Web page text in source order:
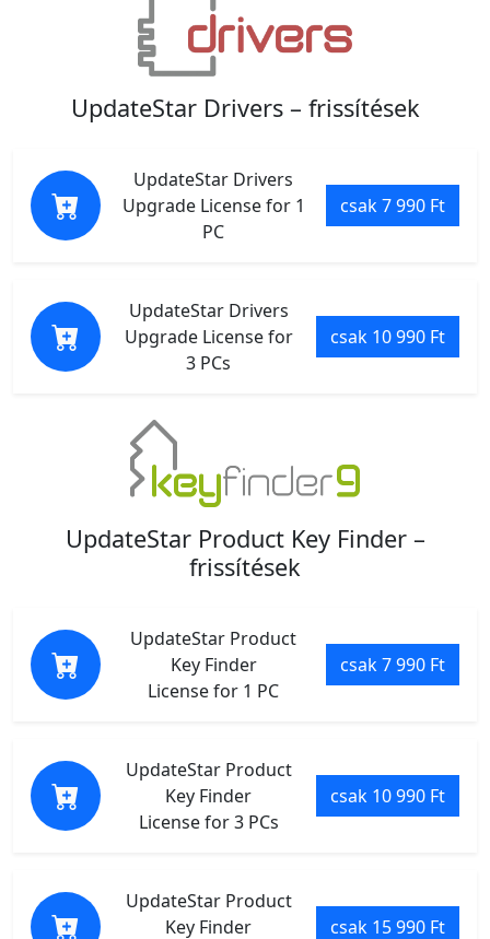
UpdateStar Drivers – frissítések
UpdateStar Drivers
Upgrade License for 1
PC
csak 7 990 Ft
UpdateStar Drivers
Upgrade License for
3 PCs
csak 10 990 Ft
UpdateStar Product Key Finder –
frissítések
UpdateStar Product
Key Finder
License for 1 PC
csak 7 990 Ft
UpdateStar Product
Key Finder
License for 3 PCs
csak 10 990 Ft
UpdateStar Product
Key Finder
csak 15 990 Ft